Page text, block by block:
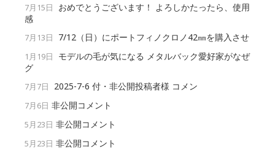
7月15日
おめでとうございます！ よろしかたったら、使用
感
7月13日 7/12（日）にポートフィノクロノ42㎜を購入させ
1月19日
モデルの毛が気になる メタルバック愛好家がなぜ
グ
7月7日 2025-7-6 付・非公開投稿者様 コメン
7月6日 非公開コメント
5月23日 非公開コメント
5月23日 非公開コメント